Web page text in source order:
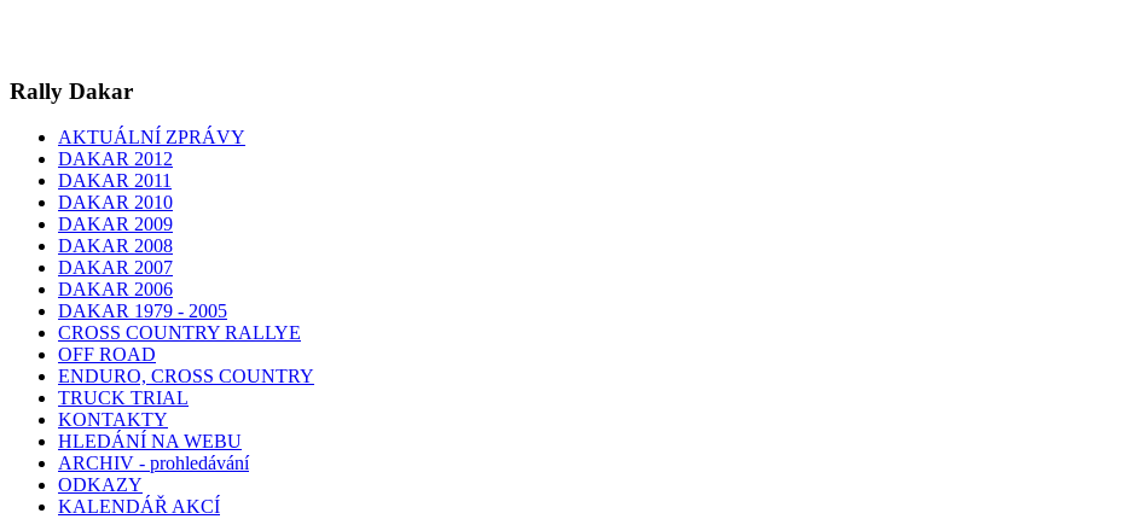
Rally Dakar
AKTUÁLNÍ ZPRÁVY
DAKAR 2012
DAKAR 2011
DAKAR 2010
DAKAR 2009
DAKAR 2008
DAKAR 2007
DAKAR 2006
DAKAR 1979 - 2005
CROSS COUNTRY RALLYE
OFF ROAD
ENDURO, CROSS COUNTRY
TRUCK TRIAL
KONTAKTY
HLEDÁNÍ NA WEBU
ARCHIV - prohledávání
ODKAZY
KALENDÁŘ AKCÍ